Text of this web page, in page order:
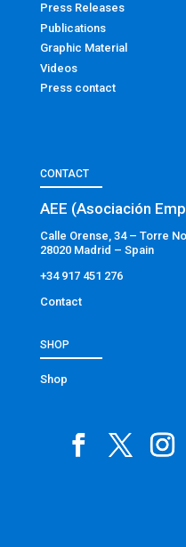
Press Releases
Publications
Graphic Material
Videos
Press contact
CONTACT
AEE (Asociación
Calle Orense, 34 – Torre
28020 Madrid – Spain
+34 917 451 276
Contact
SHOP
Shop